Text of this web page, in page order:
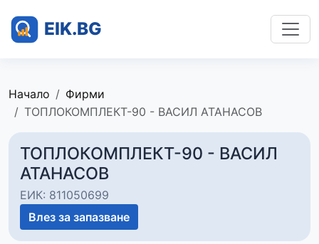
Начало
Фирми
ТОПЛОКОМПЛЕКТ-90 - ВАСИЛ АТАНАСОВ
ТОПЛОКОМПЛЕКТ-90 - ВАСИЛ
АТАНАСОВ
ЕИК: 811050699
Влез за запазване